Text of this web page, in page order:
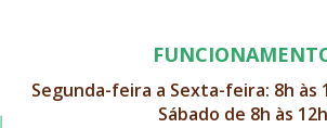
Segunda-feira a Sexta-feira: 8h às
Sábado de 8h às 12h